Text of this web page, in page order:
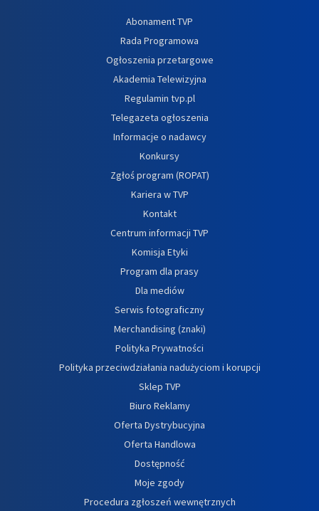
Abonament TVP
Rada Programowa
Ogłoszenia przetargowe
Akademia Telewizyjna
Regulamin tvp.pl
Telegazeta ogłoszenia
Informacje o nadawcy
Konkursy
Zgłoś program (ROPAT)
Kariera w TVP
Kontakt
Centrum informacji TVP
Komisja Etyki
Program dla prasy
Dla mediów
Serwis fotograficzny
Merchandising (znaki)
Polityka Prywatności
Polityka przeciwdziałania nadużyciom i korupcji
Sklep TVP
Biuro Reklamy
Oferta Dystrybucyjna
Oferta Handlowa
Dostępność
Moje zgody
Procedura zgłoszeń wewnętrznych